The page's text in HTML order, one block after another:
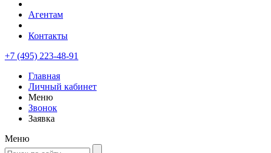
Агентам
Контакты
+7 (495) 223-48-91
Главная
Личный кабинет
Меню
Звонок
Заявка
Меню